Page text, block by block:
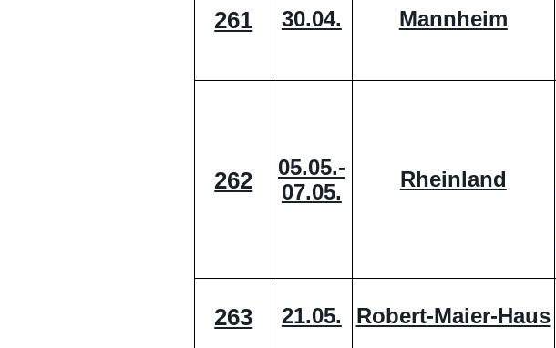
261 30.04. Mannheim
262
05.05.-
07.05.
Rheinland
263 21.05. Robert-Maier-Haus